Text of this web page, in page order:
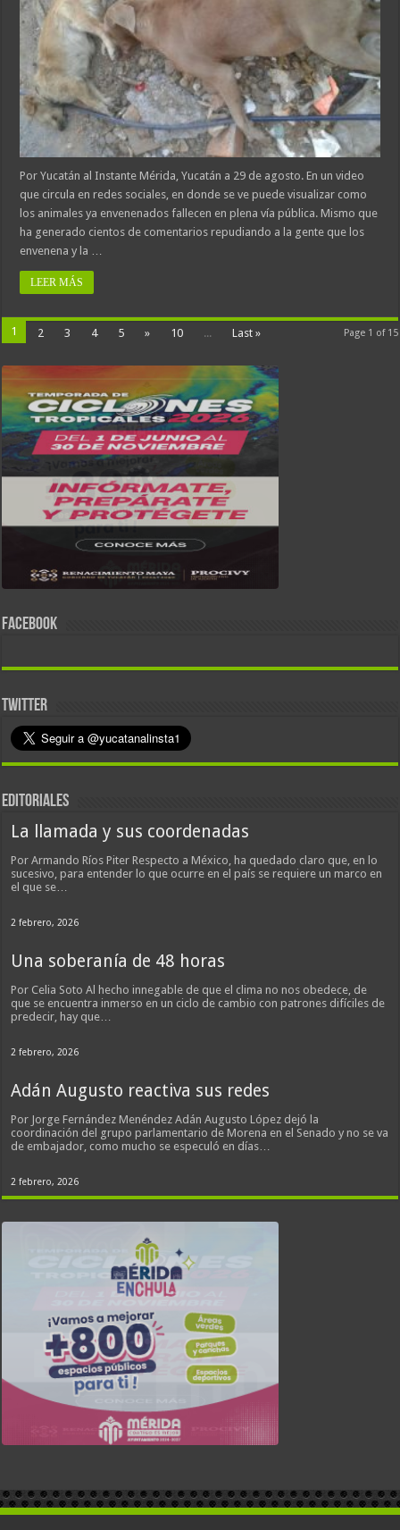
Por Yucatán al Instante Mérida, Yucatán a 29 de agosto. En un video
que circula en redes sociales, en donde se ve puede visualizar como
los animales ya envenenados fallecen en plena vía pública. Mismo que
ha generado cientos de comentarios repudiando a la gente que los
envenena y la …
LEER MÁS
Page 1 of 15
1 2 3 4 5 » 10 ... Last »
FACEBOOK
TWITTER
EDITORIALES
La llamada y sus coordenadas
Por Armando Ríos Piter Respecto a México, ha quedado claro que, en lo
sucesivo, para entender lo que ocurre en el país se requiere un marco en
el que se…
2 febrero, 2026
Una soberanía de 48 horas
Por Celia Soto Al hecho innegable de que el clima no nos obedece, de
que se encuentra inmerso en un ciclo de cambio con patrones difíciles de
predecir, hay que…
2 febrero, 2026
Adán Augusto reactiva sus redes
Por Jorge Fernández Menéndez Adán Augusto López dejó la
coordinación del grupo parlamentario de Morena en el Senado y no se va
de embajador, como mucho se especuló en días…
2 febrero, 2026